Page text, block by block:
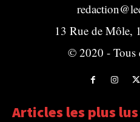
13 Rue de Môle,
© 2020 - Tous
Articles les plus lus